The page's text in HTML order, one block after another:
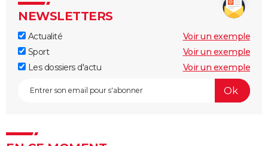
NEWSLETTERS
Actualité
Voir un exemple
Sport
Voir un exemple
Les dossiers d'actu
Voir un exemple